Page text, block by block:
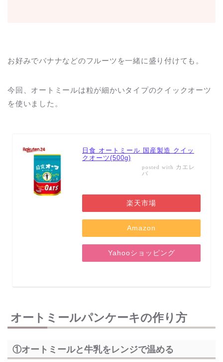
お好みでバナナなどのフルーツを一緒に盛り付けても。
今回、オートミールは粒が細かいタイプのクイックオーツ
を使いました。
日食 オートミール 国産製造 クイッ
クオーツ(500g)
posted with カエレ
バ
楽天市場
Amazon
Yahooショッピング
オートミールパンケーキの作り方
①オートミールと牛乳をレンジで温める